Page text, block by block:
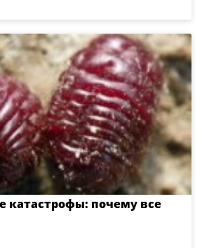
катастрофы: почему все